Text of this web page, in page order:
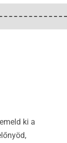
ki a